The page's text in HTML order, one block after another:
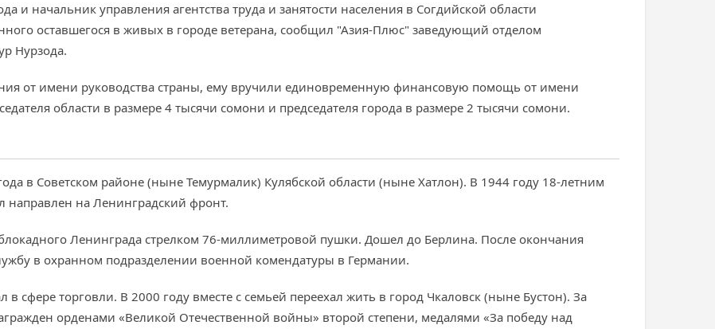
и начальник управления агентства труда и занятости населения в Согдийской области
оставшегося в живых в городе ветерана, сообщил "Азия-Плюс" заведующий отделом
Нурзода.
от имени руководства страны, ему вручили единовременную финансовую помощь от имени
области в размере 4 тысячи сомони и председателя города в размере 2 тысячи сомони.
в Советском районе (ныне Темурмалик) Кулябской области (ныне Хатлон). В 1944 году 18-летним
на Ленинградский фронт.
Ленинграда стрелком 76-миллиметровой пушки. Дошел до Берлина. После окончания
в охранном подразделении военной комендатуры в Германии.
сфере торговли. В 2000 году вместе с семьей переехал жить в город Чкаловск (ныне Бустон). За
орденами «Великой Отечественной войны» второй степени, медалями «За победу над